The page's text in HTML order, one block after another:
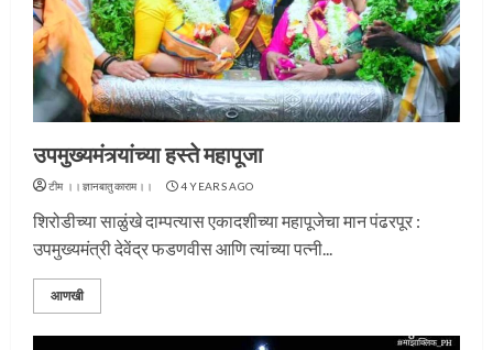
उपमुख्यमंत्र्यांच्या हस्ते महापूजा
टीम ।।ज्ञानबातुकाराम।। 4 YEARS AGO
शिरोडीच्या साळुंखे दाम्पत्यास एकादशीच्या महापूजेचा मान पंढरपूर :
उपमुख्यमंत्री देवेंद्र फडणवीस आणि त्यांच्या पत्नी...
आणखी